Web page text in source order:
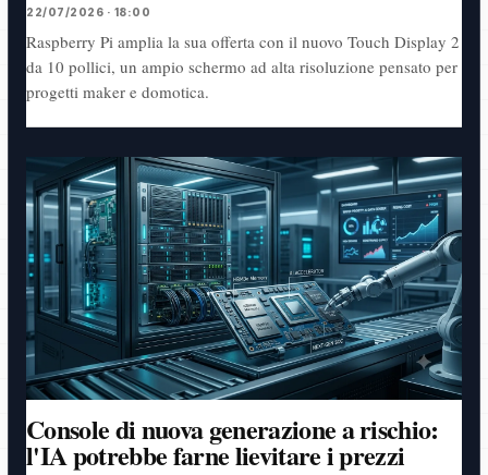
22/07/2026 · 18:00
Raspberry Pi amplia la sua offerta con il nuovo Touch Display 2
da 10 pollici, un ampio schermo ad alta risoluzione pensato per
progetti maker e domotica.
Console di nuova generazione a rischio:
l'IA potrebbe farne lievitare i prezzi